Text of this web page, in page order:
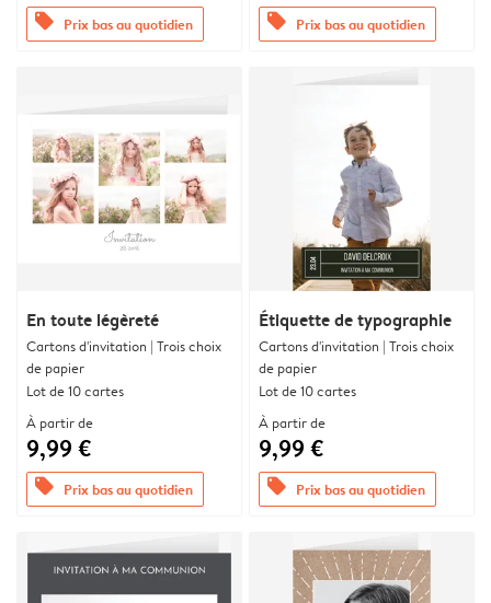
offers Prix bas au quotidien offers Prix bas au quotidien
En toute légèreté
Cartons d'invitation | Trois choix
de papier
Lot de 10 cartes
À partir de
9,99 €
offers Prix bas au quotidien
Étiquette de typographie
Cartons d'invitation | Trois choix
de papier
Lot de 10 cartes
À partir de
9,99 €
offers Prix bas au quotidien